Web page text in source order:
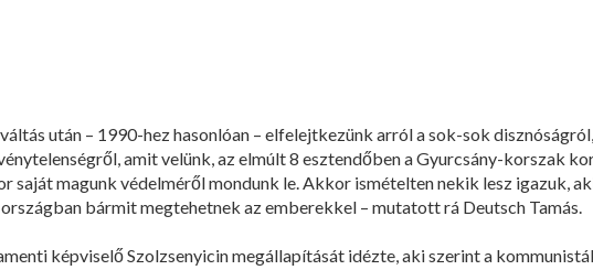
után – 1990-hez hasonlóan – elfelejtkezünk arról a sok-sok
amit velünk, az elmúlt 8 esztendőben a Gyurcsány-korszak
saját magunk védelméről mondunk le. Akkor ismételten nekik lesz igazuk,
bármit megtehetnek az emberekkel – mutatott rá Deutsch Tamás.
képviselő Szolzsenyicin megállapítását idézte, aki szerint a